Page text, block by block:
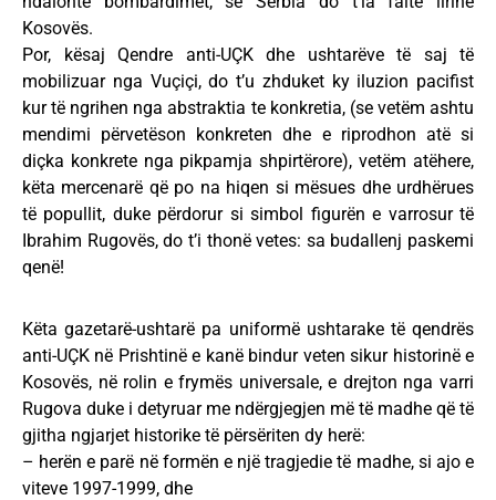
Kosovës.
Por, kësaj Qendre anti-UÇK dhe ushtarëve të saj të
mobilizuar nga Vuçiçi, do t’u zhduket ky iluzion pacifist
kur të ngrihen nga abstraktia te konkretia, (se vetëm ashtu
mendimi përvetëson konkreten dhe e riprodhon atë si
diçka konkrete nga pikpamja shpirtërore), vetëm atëhere,
këta mercenarë që po na hiqen si mësues dhe urdhërues
të popullit, duke përdorur si simbol figurën e varrosur të
Ibrahim Rugovës, do t’i thonë vetes: sa budallenj paskemi
qenë!
Këta gazetarë-ushtarë pa uniformë ushtarake të qendrës
anti-UÇK në Prishtinë e kanë bindur veten sikur historinë e
Kosovës, në rolin e frymës universale, e drejton nga varri
Rugova duke i detyruar me ndërgjegjen më të madhe që të
gjitha ngjarjet historike të përsëriten dy herë:
– herën e parë në formën e një tragjedie të madhe, si ajo e
viteve 1997-1999, dhe